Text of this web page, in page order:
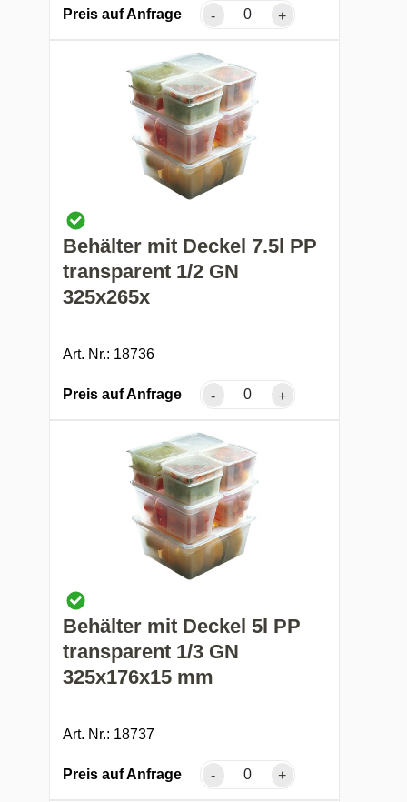
Preis auf Anfrage - +
Behälter mit Deckel 7.5l PP
transparent 1/2 GN
325x265x
Art. Nr.: 18736
Preis auf Anfrage - +
Behälter mit Deckel 5l PP
transparent 1/3 GN
325x176x15 mm
Art. Nr.: 18737
Preis auf Anfrage - +